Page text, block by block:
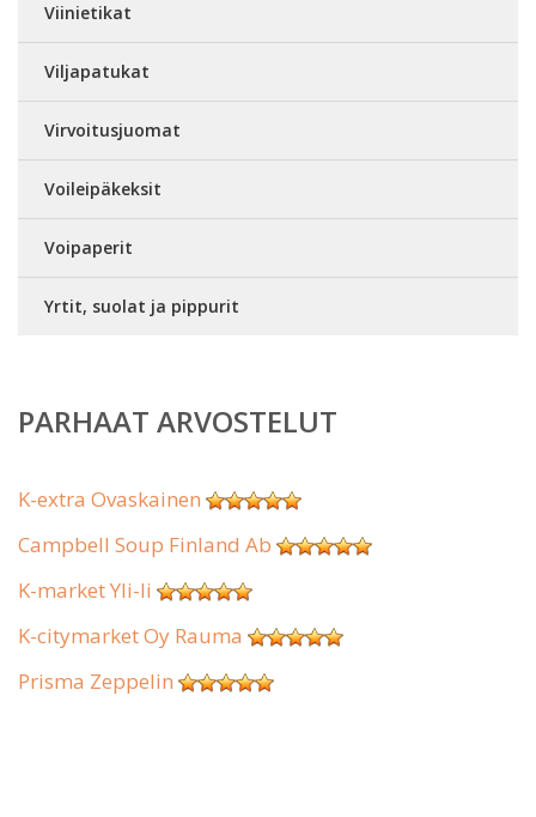
Viinietikat
Viljapatukat
Virvoitusjuomat
Voileipäkeksit
Voipaperit
Yrtit, suolat ja pippurit
PARHAAT ARVOSTELUT
K-extra Ovaskainen
Campbell Soup Finland Ab
K-market Yli-Ii
K-citymarket Oy Rauma
Prisma Zeppelin